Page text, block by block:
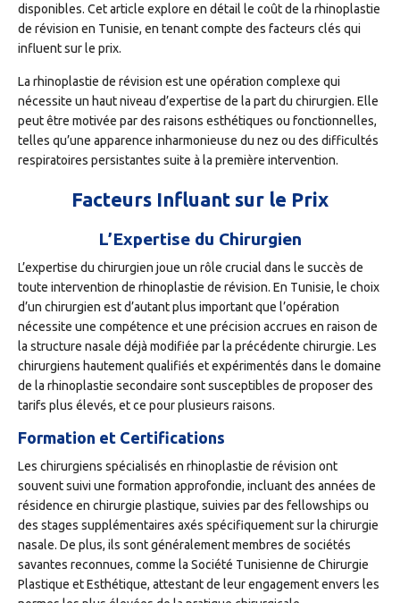
disponibles. Cet article explore en détail le coût de la rhinoplastie
de révision en Tunisie, en tenant compte des facteurs clés qui
influent sur le prix.
La rhinoplastie de révision est une opération complexe qui
nécessite un haut niveau d’expertise de la part du chirurgien. Elle
peut être motivée par des raisons esthétiques ou fonctionnelles,
telles qu’une apparence inharmonieuse du nez ou des difficultés
respiratoires persistantes suite à la première intervention.
Facteurs Influant sur le Prix
L’Expertise du Chirurgien
L’expertise du chirurgien joue un rôle crucial dans le succès de
toute intervention de rhinoplastie de révision. En Tunisie, le choix
d’un chirurgien est d’autant plus important que l’opération
nécessite une compétence et une précision accrues en raison de
la structure nasale déjà modifiée par la précédente chirurgie. Les
chirurgiens hautement qualifiés et expérimentés dans le domaine
de la rhinoplastie secondaire sont susceptibles de proposer des
tarifs plus élevés, et ce pour plusieurs raisons.
Formation et Certifications
Les chirurgiens spécialisés en rhinoplastie de révision ont
souvent suivi une formation approfondie, incluant des années de
résidence en chirurgie plastique, suivies par des fellowships ou
des stages supplémentaires axés spécifiquement sur la chirurgie
nasale. De plus, ils sont généralement membres de sociétés
savantes reconnues, comme la Société Tunisienne de Chirurgie
Plastique et Esthétique, attestant de leur engagement envers les